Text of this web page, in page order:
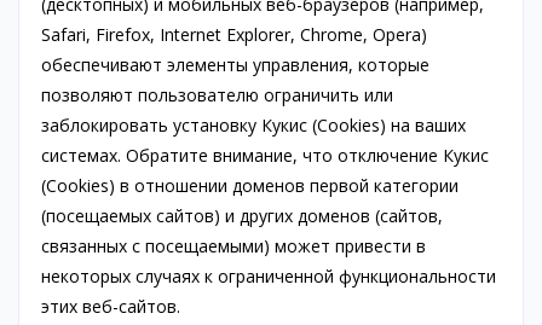
Safari, Firefox, Internet Explorer, Chrome, Opera)
обеспечивают элементы управления, которые
позволяют пользователю ограничить или
заблокировать установку Кукис (Cookies) на ваших
системах. Обратите внимание, что отключение Кукис
(Cookies) в отношении доменов первой категории
(посещаемых сайтов) и других доменов (сайтов,
связанных с посещаемыми) может привести в
некоторых случаях к ограниченной функциональности
этих веб-сайтов.